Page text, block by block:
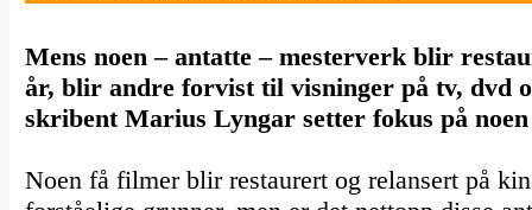
Mens noen – antatte – mesterverk blir
år, blir andre forvist til visninger på tv, dvd
skribent Marius Lyngar setter fokus på
Noen få filmer blir restaurert og relansert på